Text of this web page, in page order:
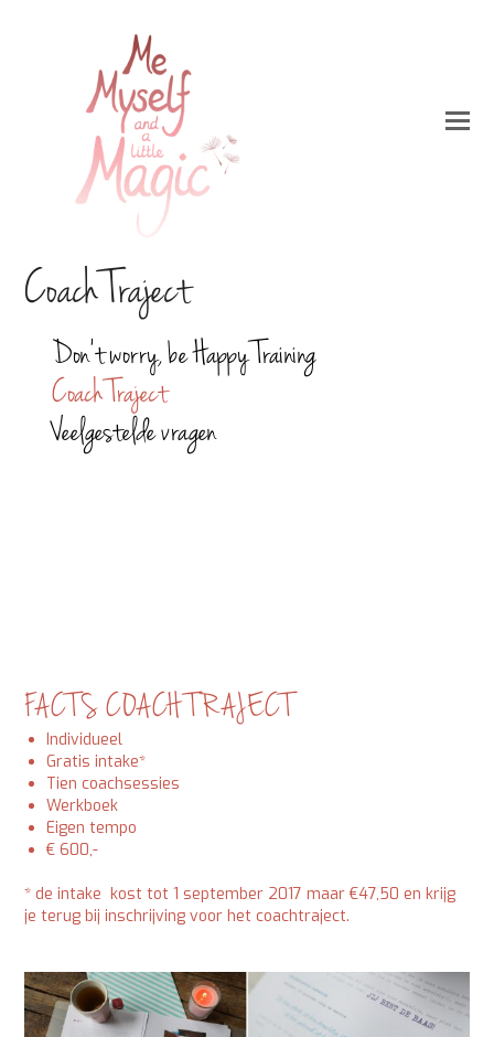
Coach Traject
Don’t worry, be Happy Training
Coach Traject
Veelgestelde vragen
FACTS COACH TRAJECT
Individueel
Gratis intake*
Tien coachsessies
Werkboek
Eigen tempo
€ 600,-
* de intake kost tot 1 september 2017 maar €47,50 en krijg
je terug bij inschrijving voor het coachtraject.